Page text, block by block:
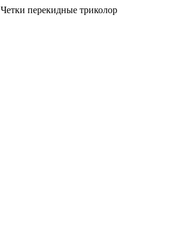
Четки перекидные триколор